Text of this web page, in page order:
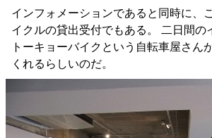
インフォメーションであると同時に、
イクルの貸出受付でもある。 二日間の
トーキョーバイクという自転車屋さん
くれるらしいのだ。